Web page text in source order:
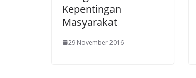
Kepentingan
Masyarakat
29 November 2016